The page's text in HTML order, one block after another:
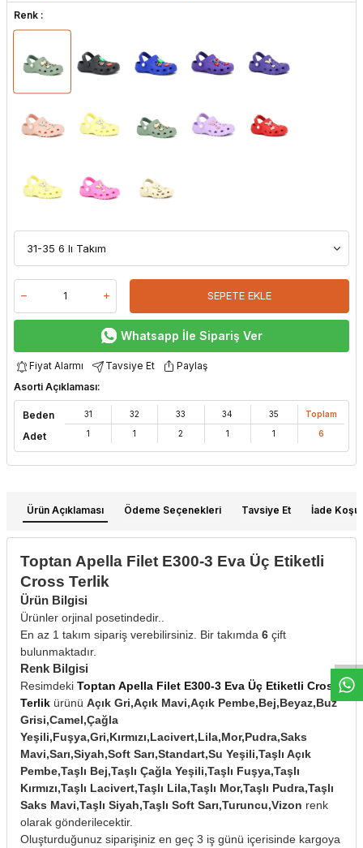
Renk :
SEPETE EKLE
Whatsapp İle Sipariş Ver
Fiyat Alarmı Tavsiye Et
Paylaş
Asorti Açıklaması:
Beden
Adet
31
1
32
1
33
2
34
1
35
1
Toplam
6
Ürün Açıklaması Ödeme Seçenekleri Tavsiye Et İade
Toptan Apella Filet E300-3 Eva Üç Etiketli
Cross Terlik
Ürün Bilgisi
Ürünler orjinal posetindedir..
En az 1 takım sipariş verebilirsiniz. Bir takımda 6 çift
bulunmaktadır.
Renk Bilgisi
Resimdeki Toptan Apella Filet E300-3 Eva Üç Etiketli Cross
Terlik ürünü Açık Gri,Açık Mavi,Açık Pembe,Bej,Beyaz,Buz
Grisi,Camel,Çağla
Yeşili,Fuşya,Gri,Kırmızı,Lacivert,Lila,Mor,Pudra,Saks
Mavi,Sarı,Siyah,Soft Sarı,Standart,Su Yeşili,Taşlı Açık
Pembe,Taşlı Bej,Taşlı Çağla Yeşili,Taşlı Fuşya,Taşlı
Kırmızı,Taşlı Lacivert,Taşlı Lila,Taşlı Mor,Taşlı Pudra,Taşlı
Saks Mavi,Taşlı Siyah,Taşlı Soft Sarı,Turuncu,Vizon renk
olarak gönderilecektir.
Oluşturduğunuz siparişiniz en geç 3 iş günü içerisinde kargoya